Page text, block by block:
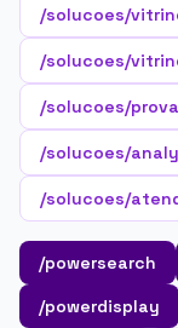
/solucoes/
/solucoes/
/solucoes/
/solucoes/
/solucoes/
/powersearch
/powerdisplay